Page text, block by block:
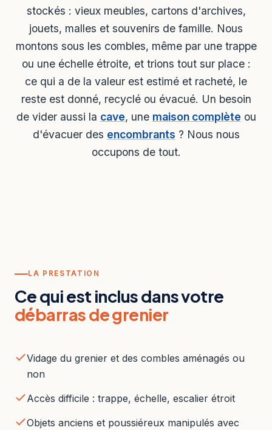
stockés : vieux meubles, cartons d'archives,
jouets, malles et souvenirs de famille. Nous
montons sous les combles, même par une trappe
ou une échelle étroite, et trions tout sur place :
ce qui a de la valeur est estimé et racheté, le
reste est donné, recyclé ou évacué. Un besoin
de vider aussi la cave, une maison complète ou
d'évacuer des encombrants ? Nous nous
occupons de tout.
LA PRESTATION
Ce qui est inclus dans votre
débarras de grenier
Vidage du grenier et des combles aménagés ou
non
Accès difficile : trappe, échelle, escalier étroit
Objets anciens et poussiéreux manipulés avec